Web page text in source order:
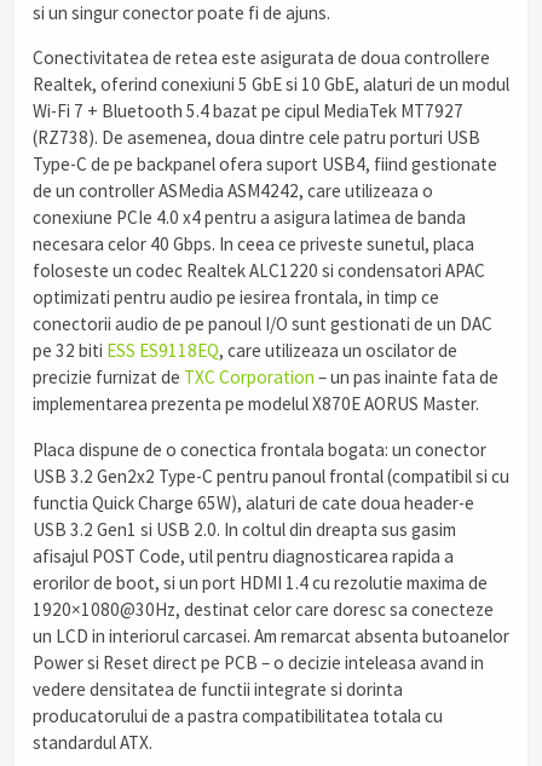
si un singur conector poate fi de ajuns.
Conectivitatea de retea este asigurata de doua controllere
Realtek, oferind conexiuni 5 GbE si 10 GbE, alaturi de un modul
Wi-Fi 7 + Bluetooth 5.4 bazat pe cipul MediaTek MT7927
(RZ738). De asemenea, doua dintre cele patru porturi USB
Type-C de pe backpanel ofera suport USB4, fiind gestionate
de un controller ASMedia ASM4242, care utilizeaza o
conexiune PCIe 4.0 x4 pentru a asigura latimea de banda
necesara celor 40 Gbps. In ceea ce priveste sunetul, placa
foloseste un codec Realtek ALC1220 si condensatori APAC
optimizati pentru audio pe iesirea frontala, in timp ce
conectorii audio de pe panoul I/O sunt gestionati de un DAC
pe 32 biti ESS ES9118EQ, care utilizeaza un oscilator de
precizie furnizat de TXC Corporation – un pas inainte fata de
implementarea prezenta pe modelul X870E AORUS Master.
Placa dispune de o conectica frontala bogata: un conector
USB 3.2 Gen2x2 Type-C pentru panoul frontal (compatibil si cu
functia Quick Charge 65W), alaturi de cate doua header-e
USB 3.2 Gen1 si USB 2.0. In coltul din dreapta sus gasim
afisajul POST Code, util pentru diagnosticarea rapida a
erorilor de boot, si un port HDMI 1.4 cu rezolutie maxima de
1920×1080@30Hz, destinat celor care doresc sa conecteze
un LCD in interiorul carcasei. Am remarcat absenta butoanelor
Power si Reset direct pe PCB – o decizie inteleasa avand in
vedere densitatea de functii integrate si dorinta
producatorului de a pastra compatibilitatea totala cu
standardul ATX.